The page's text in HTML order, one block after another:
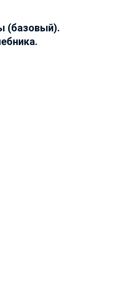
(базовый).